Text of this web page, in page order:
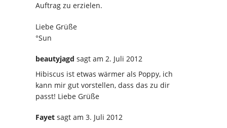
Auftrag zu erzielen.
Liebe Grüße
°Sun
beautyjagd sagt am 2. Juli 2012
Hibiscus ist etwas wärmer als Poppy, ich
kann mir gut vorstellen, dass das zu dir
passt! Liebe Grüße
Fayet sagt am 3. Juli 2012